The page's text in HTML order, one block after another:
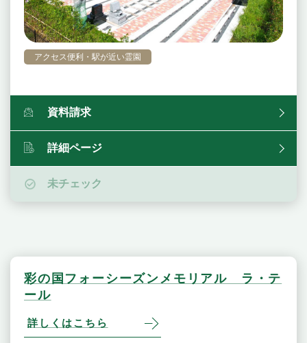
アクセス便利・駅が近い霊園
資料請求
詳細ページ
未チェック
彩の国フォーシーズンメモリアル ラ・テ
ール
詳しくはこちら